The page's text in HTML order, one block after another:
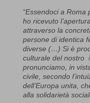
“Essendoci a Roma
ho ricevuto
attraverso la
persone di identica
diverse (…) Si è
culturale del nostro
pronunciamo, in
civile, secondo
dell’Europa unita,
alla solidarietà